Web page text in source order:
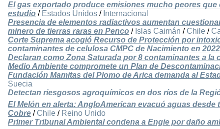
El gas exportado produce emisiones mucho peores
estudio / Estados Unidos / Internacional
Presencia de elementos radiactivos aumentan
minero de tierras raras en Penco / Islas Caimán / Chile /
Corte Suprema acogió Recurso de Protección por
contaminantes de celulosa CMPC de Nacimiento en 2022
Declaran como Zona Saturada por 8 contaminantes a la
Medio Ambiente compromete un Plan de
Fundación Mamitas del Plomo de Arica demanda al
Suecia
Detectan riesgosos agroquímicos en dos ríos de la
El Melón en alerta: AngloAmerican evacuó aguas desde
Cobre / Chile / Reino Unido
Primer Tribunal Ambiental condena a Engie por daño